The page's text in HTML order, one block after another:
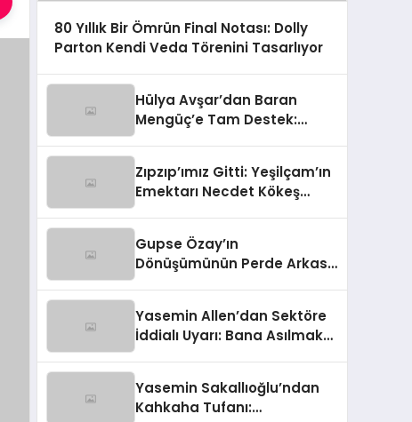
80 Yıllık Bir Ömrün Final Notası: Dolly
Parton Kendi Veda Törenini Tasarlıyor
Hülya Avşar’dan Baran
Mengüç’e Tam Destek:
Zıpzıp’ımız Gitti: Yeşilçam’ın
Emektarı Necdet Kökeş
Gupse Özay’ın
Dönüşümünün Perde Arkası:
Yasemin Allen’dan Sektöre
İddialı Uyarı: Bana Asılmak
Yasemin Sakallıoğlu’ndan
Kahkaha Tufanı: